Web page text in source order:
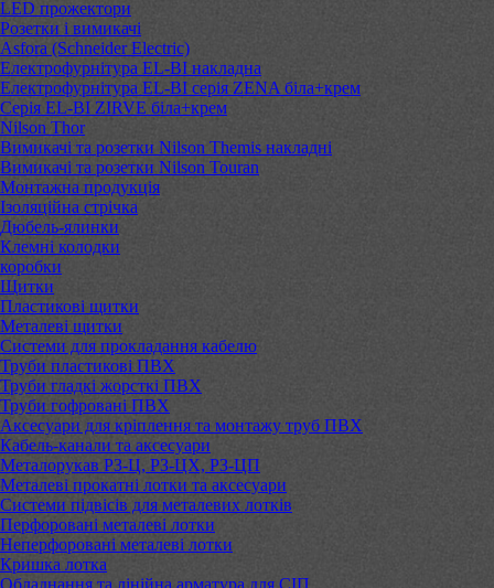
LED прожектори
Розетки і вимикачі
Asfora (Schneider Electric)
Електрофурнітура EL-BI накладна
Електрофурнітура EL-BI серія ZENA біла+крем
Серія EL-BI ZIRVE біла+крем
Nilson Thor
Вимикачі та розетки Nilson Themis накладні
Вимикачі та розетки Nilson Touran
Монтажна продукція
Ізоляційна стрічка
Дюбель-ялинки
Клемні колодки
коробки
Щитки
Пластикові щитки
Металеві щитки
Системи для прокладання кабелю
Труби пластикові ПВХ
Труби гладкі жорсткі ПВХ
Труби гофровані ПВХ
Аксесуари для кріплення та монтажу труб ПВХ
Кабель-канали та аксесуари
Металорукав РЗ-Ц, РЗ-ЦХ, РЗ-ЦП
Металеві прокатні лотки та аксесуари
Системи підвісів для металевих лотків
Перфоровані металеві лотки
Неперфоровані металеві лотки
Кришка лотка
Обладнання та лінійна арматура для СІП